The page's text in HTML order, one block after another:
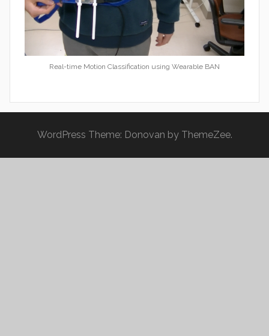
Real-time Motion Classification using Wearable BAN
WordPress Theme: Donovan by ThemeZee.